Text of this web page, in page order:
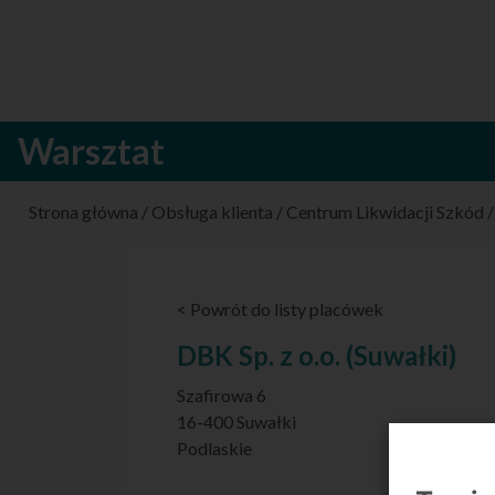
Warsztat
Strona główna / Obsługa klienta / Centrum Likwidacji Szkód /
< Powrót do listy placówek
DBK Sp. z o.o. (Suwałki)
Szafirowa 6
16-400 Suwałki
Podlaskie